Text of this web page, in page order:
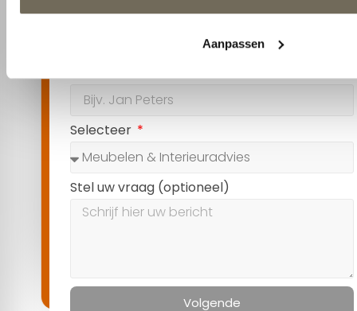
Selecteer
Stel uw vraag (optioneel)